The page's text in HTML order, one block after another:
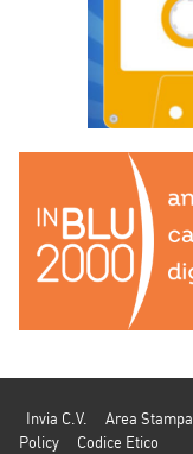
Invia C.V. Area Stampa
Policy
Codice Etico